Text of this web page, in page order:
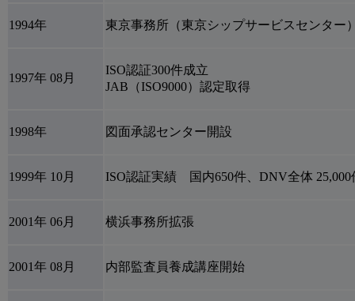
1994年 東京事務所（東京シップサービスセンター
1997年 08月
ISO認証300件成立
JAB（ISO9000）認定取得
1998年 図面承認センター開設
1999年 10月 ISO認証実績 国内650件、DNV全体 25,000
2001年 06月 横浜事務所拡張
2001年 08月 内部監査員養成講座開始